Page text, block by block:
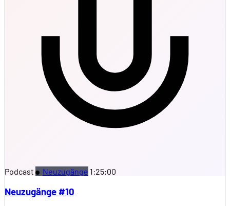
Podcast Neuzugänge 1:25:00
Neuzugänge #10